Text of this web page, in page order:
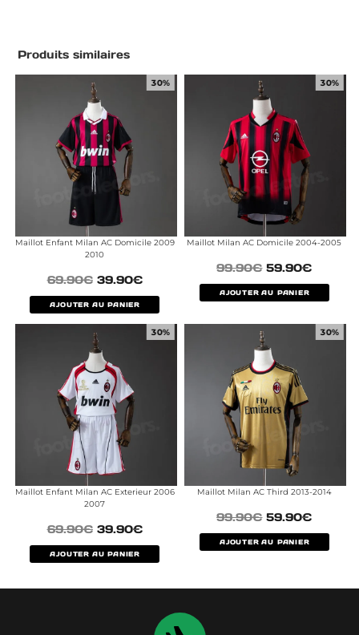
Produits similaires
30%
Maillot Enfant Milan AC Domicile 2009
2010
69.90€ 39.90€
AJOUTER AU PANIER
30%
Maillot Milan AC Domicile 2004-2005
99.90€ 59.90€
AJOUTER AU PANIER
30%
Maillot Enfant Milan AC Exterieur 2006
2007
69.90€ 39.90€
AJOUTER AU PANIER
30%
Maillot Milan AC Third 2013-2014
99.90€ 59.90€
AJOUTER AU PANIER